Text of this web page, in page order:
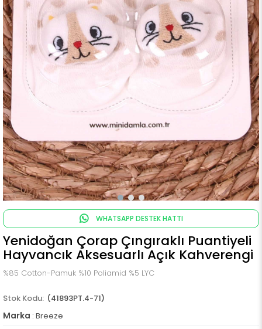
WHATSAPP DESTEK HATTI
Yenidoğan Çorap Çıngıraklı Puantiyeli
Hayvancık Aksesuarlı Açık Kahverengi
%85 Cotton-Pamuk %10 Poliamid %5 LYC
(41893PT.4-71)
Marka : Breeze